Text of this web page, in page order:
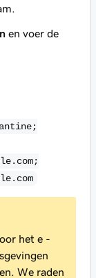
en voer de
het e -
We raden